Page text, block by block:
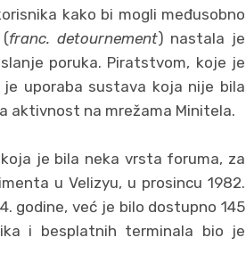
kako bi mogli međusobno
(franc. detournement) nastala je
poruka. Piratstvom, koje je
uporaba sustava koja nije bila
aktivnost na mrežama Minitela.
koja je bila neka vrsta foruma, za
u Velizyu, u prosincu 1982.
godine, već je bilo dostupno 145
i besplatnih terminala bio je